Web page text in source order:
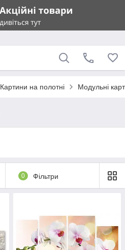
Картини на полотні Модульні
0 Фільтри